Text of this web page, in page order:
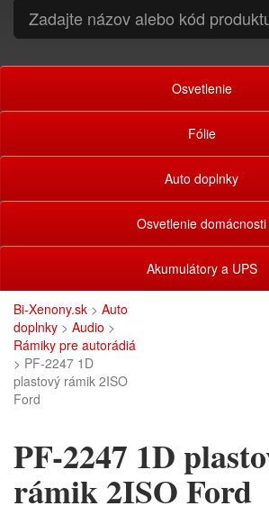
Osvetlenie
Fólie
Auto doplnky
Osvetlenie domácnosti
Akumulátory a UPS
Bi-Xenony.sk > Auto
doplnky > Audio >
Rámiky pre autorádiá
> PF-2247 1D
plastový rámik 2ISO
Ford
PF-2247 1D
rámik 2ISO Ford